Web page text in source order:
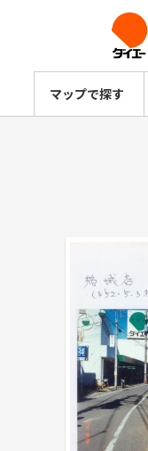
マップで探す